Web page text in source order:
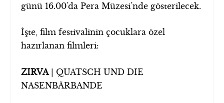
günü 16.00’da Pera Müzesi’nde gösterilecek.
İşte, film festivalinin çocuklara özel
hazırlanan filmleri:
ZIRVA| QUATSCH UND DIE
NASENBÄRBANDE